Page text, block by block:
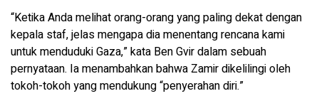
“Ketika Anda melihat orang-orang yang paling dekat dengan
kepala staf, jelas mengapa dia menentang rencana kami
untuk menduduki Gaza,” kata Ben Gvir dalam sebuah
pernyataan. Ia menambahkan bahwa Zamir dikelilingi oleh
tokoh-tokoh yang mendukung “penyerahan diri.”